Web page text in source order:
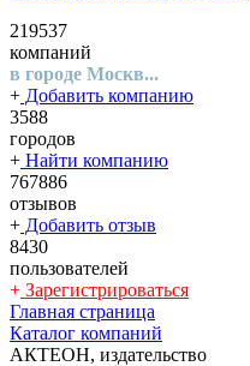
219537
компаний
в городе Москв...
+ Добавить компанию
3588
городов
+ Найти компанию
767886
отзывов
+ Добавить отзыв
8430
пользователей
+ Зарегистрироваться
Главная страница
Каталог компаний
АКТЕОН, издательство